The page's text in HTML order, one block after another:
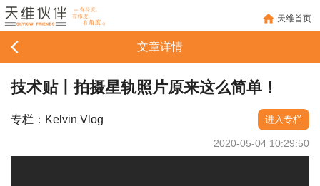
天维首页
文章详情
技术贴丨拍摄星轨照片原来这么简单！
专栏：Kelvin Vlog 进入专栏
2020-05-04 10:29:50